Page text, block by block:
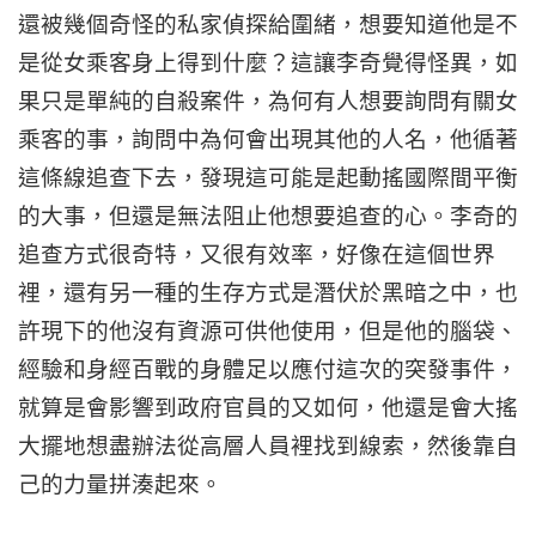
還被幾個奇怪的私家偵探給圍緒，想要知道他是不
是從女乘客身上得到什麼？這讓李奇覺得怪異，如
果只是單純的自殺案件，為何有人想要詢問有關女
乘客的事，詢問中為何會出現其他的人名，他循著
這條線追查下去，發現這可能是起動搖國際間平衡
的大事，但還是無法阻止他想要追查的心。李奇的
追查方式很奇特，又很有效率，好像在這個世界
裡，還有另一種的生存方式是潛伏於黑暗之中，也
許現下的他沒有資源可供他使用，但是他的腦袋、
經驗和身經百戰的身體足以應付這次的突發事件，
就算是會影響到政府官員的又如何，他還是會大搖
大擺地想盡辦法從高層人員裡找到線索，然後靠自
己的力量拼湊起來。